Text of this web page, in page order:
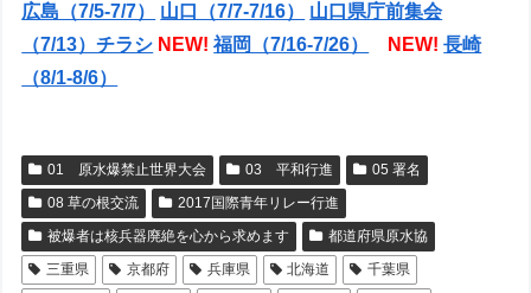
広島（7/5-7/7） 山口（7/7-7/16）
山口県庁前集会
（7/13）チラシ NEW! 福岡（7/16-7/26） NEW! 長崎
（8/1-8/6）
01 原水爆禁止世界大会 03 平和行進
05 署名
08 草の根交流
2017国際青年リレー行進
被爆者は核兵器廃絶を心から求めます
都道府県原水協
三重県
京都府 兵庫県 北海道
千葉県